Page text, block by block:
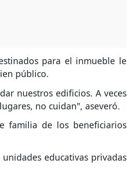
para el inmueble le
público.
nuestros edificios. A veces
no cuidan", aseveró.
familia de los beneficiarios
educativas privadas